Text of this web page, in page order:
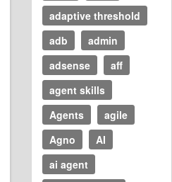
adaptive threshold
adb
admin
adsense
aff
agent skills
Agents
agile
Agno
AI
ai agent